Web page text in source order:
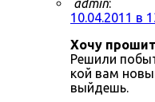
admin:
10.04.2011 в
Хочу
Решили
кой вам
выйдешь.